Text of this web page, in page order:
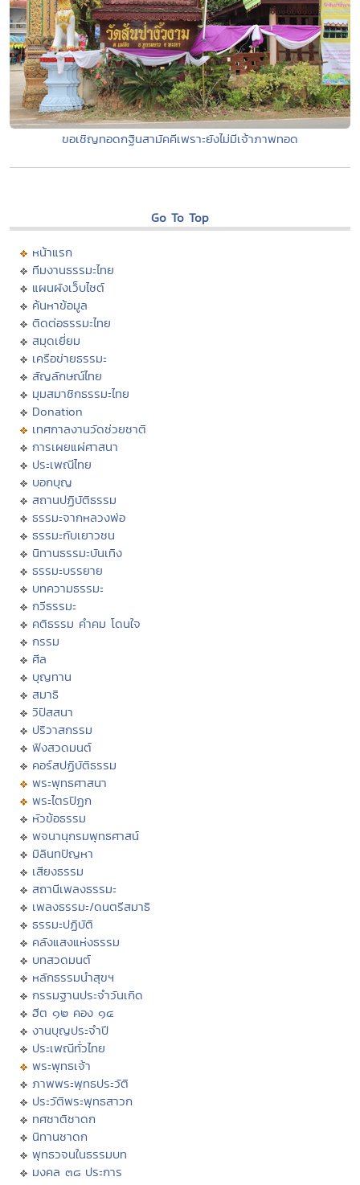
ขอเชิญทอดกฐินสามัคคีเพราะยังไม่มีเจ้าภาพทอด
Go To Top
หน้าแรก
ทีมงานธรรมะไทย
แผนผังเว็บไซต์
ค้นหาข้อมูล
ติดต่อธรรมะไทย
สมุดเยี่ยม
เครือข่ายธรรมะ
สัญลักษณ์ไทย
มุมสมาชิกธรรมะไทย
Donation
เทศกาลงานวัดช่วยชาติ
การเผยแผ่ศาสนา
ประเพณีไทย
บอกบุญ
สถานปฏิบัติธรรม
ธรรมะจากหลวงพ่อ
ธรรมะกับเยาวชน
นิทานธรรมะบันเทิง
ธรรมะบรรยาย
บทความธรรมะ
กวีธรรมะ
คติธรรม คำคม โดนใจ
กรรม
ศีล
บุญทาน
สมาธิ
วิปัสสนา
ปริวาสกรรม
ฟังสวดมนต์
คอร์สปฏิบัติธรรม
พระพุทธศาสนา
พระไตรปิฏก
หัวข้อธรรม
พจนานุกรมพุทธศาสน์
มิลินทปัญหา
เสียงธรรม
สถานีเพลงธรรมะ
เพลงธรรมะ/ดนตรีสมาธิ
ธรรมะปฏิบัติ
คลังแสงแห่งธรรม
บทสวดมนต์
หลักธรรมนำสุขฯ
กรรมฐานประจำวันเกิด
ฮีต ๑๒ คอง ๑๔
งานบุญประจำปี
ประเพณีทั่วไทย
พระพุทธเจ้า
ภาพพระพุทธประวัติ
ประวัติพระพุทธสาวก
ทศชาติชาดก
นิทานชาดก
พุทธวจนในธรรมบท
มงคล ๓๘ ประการ